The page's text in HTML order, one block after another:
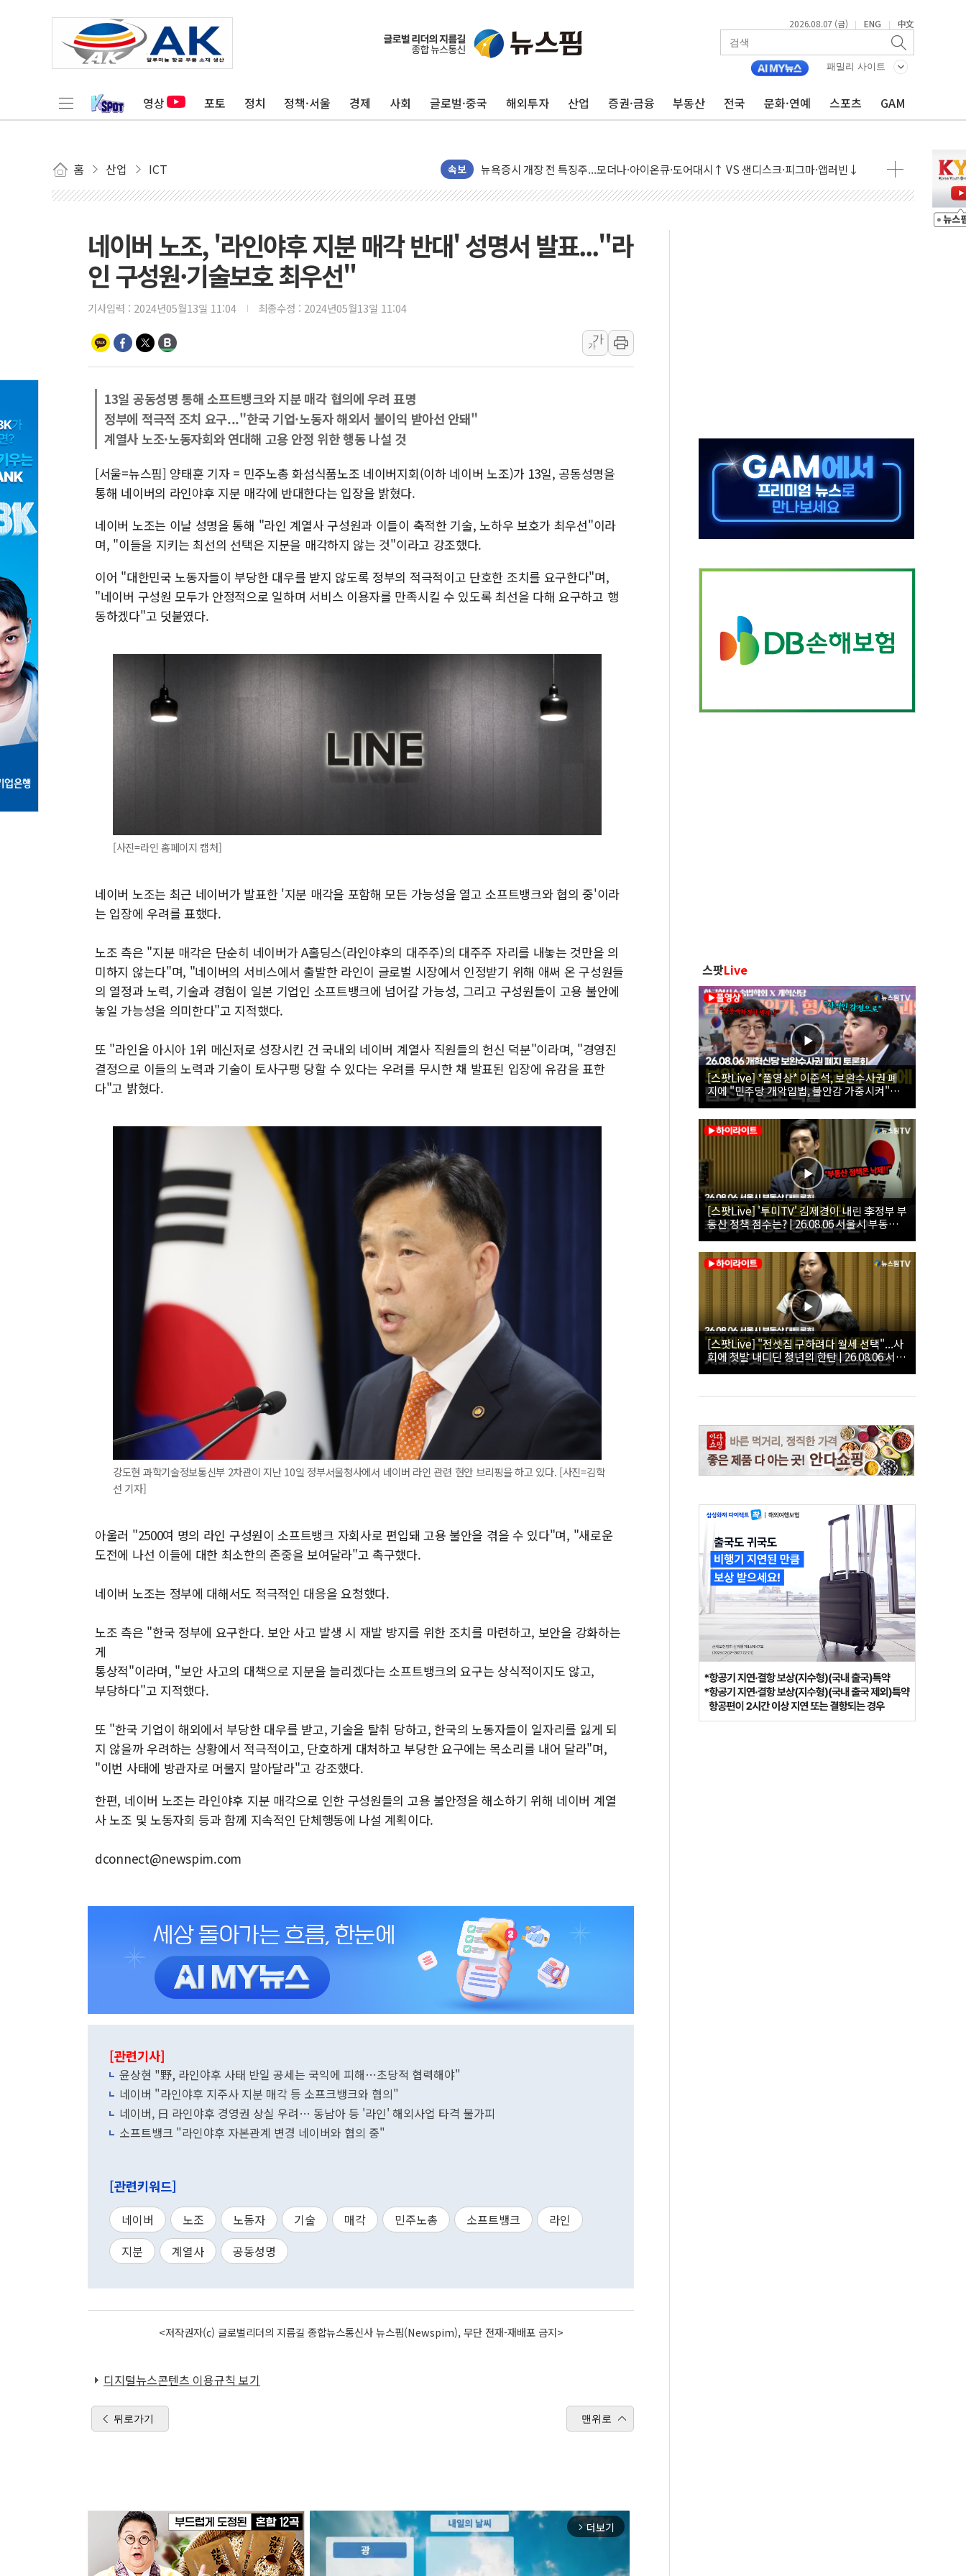
2026.08.07 (금) | ENG | 中文
패밀리 사이트
영상 포토 정치 정책·서울 경제 사회 글로벌·중국 해외투자 산업 증권·금융 부동산 전국 문화·연예 스포츠 GAM
홈 산업 ICT 속보
리투아니아 국방 "러, 우크라 드론으로 나토 회원국 공격 검토… 거짓 깃발 작전"
구광모, 내주 실리콘밸리서 젠슨 황 재회…로봇·AI 데이터센터·모빌리티 구체화
김정관 장관 "영업이익 N% 성과급 반대…상법·자본시장법 개정 논의"
뉴욕증시 프리뷰, 미 주가선물 AI주 차익실현 속 혼조세...웨스턴디지털·샌디스크↓
금값 7주 만에 최고…美 고용 둔화·호르무즈 재개방 기대에 강세
[인도증시] 중동 긴장 완화에 실적 호조까지, 상승...호실적 보고 기업 상승세 뚜렷
양주 섬유염색공장서 화재 1명 중상…대응 1단계 진압 중
김정관 산업부 장관 "주 52시간 손봐야, 경쟁상대 中과 비교해야"
주한미군 "오산기지 누출, 백린 아닌 무해한 표면 부식 물질"
구미 폐염산처리업체서 불 2시간30여분만에 진화...외국인 노동자 숨져
네이버 노조, '라인야후 지분 매각 반대' 성명서 발표..."라
인 구성원·기술보호 최우선"
기사입력 : 2024년05월13일 11:04 최종수정 : 2024년05월13일 11:04
가
가
13일 공동성명 통해 소프트뱅크와 지분 매각 협의에 우려 표명
정부에 적극적 조치 요구..."한국 기업·노동자 해외서 불이익 받아선 안돼"
계열사 노조·노동자회와 연대해 고용 안정 위한 행동 나설 것
[서울=뉴스핌] 양태훈 기자 = 민주노총 화섬식품노조 네이버지회(이하 네이버 노조)가 13일, 공동성명을
통해 네이버의 라인야후 지분 매각에 반대한다는 입장을 밝혔다.
네이버 노조는 이날 성명을 통해 "라인 계열사 구성원과 이들이 축적한 기술, 노하우 보호가 최우선"이라
며, "이들을 지키는 최선의 선택은 지분을 매각하지 않는 것"이라고 강조했다.
이어 "대한민국 노동자들이 부당한 대우를 받지 않도록 정부의 적극적이고 단호한 조치를 요구한다"며,
"네이버 구성원 모두가 안정적으로 일하며 서비스 이용자를 만족시킬 수 있도록 최선을 다해 요구하고 행
동하겠다"고 덧붙였다.
[사진=라인 홈페이지 캡처]
네이버 노조는 최근 네이버가 발표한 '지분 매각을 포함해 모든 가능성을 열고 소프트뱅크와 협의 중'이라
는 입장에 우려를 표했다.
노조 측은 "지분 매각은 단순히 네이버가 A홀딩스(라인야후의 대주주)의 대주주 자리를 내놓는 것만을 의
미하지 않는다"며, "네이버의 서비스에서 출발한 라인이 글로벌 시장에서 인정받기 위해 애써 온 구성원들
의 열정과 노력, 기술과 경험이 일본 기업인 소프트뱅크에 넘어갈 가능성, 그리고 구성원들이 고용 불안에
놓일 가능성을 의미한다"고 지적했다.
또 "라인을 아시아 1위 메신저로 성장시킨 건 국내외 네이버 계열사 직원들의 헌신 덕분"이라며, "경영진
결정으로 이들의 노력과 기술이 토사구팽 당할 수 있다는 우려를 무시한 채 발표된 입장에 유감을 표한
다"고 밝혔다.
강도현 과학기술정보통신부 2차관이 지난 10일 정부서울청사에서 네이버 라인 관련 현안 브리핑을 하고 있다. [사진=김학
선 기자]
아울러 "2500여 명의 라인 구성원이 소프트뱅크 자회사로 편입돼 고용 불안을 겪을 수 있다"며, "새로운
도전에 나선 이들에 대한 최소한의 존중을 보여달라"고 촉구했다.
네이버 노조는 정부에 대해서도 적극적인 대응을 요청했다.
노조 측은 "한국 정부에 요구한다. 보안 사고 발생 시 재발 방지를 위한 조치를 마련하고, 보안을 강화하는
게
통상적"이라며, "보안 사고의 대책으로 지분을 늘리겠다는 소프트뱅크의 요구는 상식적이지도 않고,
부당하다"고 지적했다.
또 "한국 기업이 해외에서 부당한 대우를 받고, 기술을 탈취 당하고, 한국의 노동자들이 일자리를 잃게 되
지 않을까 우려하는 상황에서 적극적이고, 단호하게 대처하고 부당한 요구에는 목소리를 내어 달라"며,
"이번 사태에 방관자로 머물지 말아달라"고 강조했다.
한편, 네이버 노조는 라인야후 지분 매각으로 인한 구성원들의 고용 불안정을 해소하기 위해 네이버 계열
사 노조 및 노동자회 등과 함께 지속적인 단체행동에 나설 계획이다.
dconnect@newspim.com
[관련기사]
윤상현 "野, 라인야후 사태 반일 공세는 국익에 피해…초당적 협력해야"
네이버 "라인야후 지주사 지분 매각 등 소프크뱅크와 협의"
네이버, 日 라인야후 경영권 상실 우려… 동남아 등 '라인' 해외사업 타격 불가피
소프트뱅크 "라인야후 자본관계 변경 네이버와 협의 중"
[관련키워드]
네이버 노조 노동자 기술 매각 민주노총 소프트뱅크
라인
지분
계열사 공동성명
<저작권자(c) 글로벌리더의 지름길 종합뉴스통신사 뉴스핌(Newspim), 무단 전재-재배포 금지>
디지털뉴스콘텐츠 이용규칙 보기
뒤로가기 맨위로
arrow_forward_ios 더보기
스팟Live
[스팟Live] *풀영상* 이준석, 보완수사권 폐
지에 "민주당 개악입법, 불안감 가중시켜"｜
26.08.06 개혁신당 보완수사권 폐지 토론회
[스팟Live] '투미TV' 김제경이 내린 李정부 부
동산 정책 점수는? | 26.08.06 서울시 부동산
대토론회
[스팟Live] "전셋집 구하려다 월세 선택"...사
회에 첫발 내디딘 청년의 한탄 | 26.08.06 서울
시 부동산 대토론회